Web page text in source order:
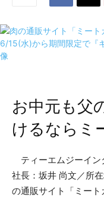
お中元も父
けるならミ
ティーエムジーイン
社長：坂井 尚文／所
の通販サイト「ミー